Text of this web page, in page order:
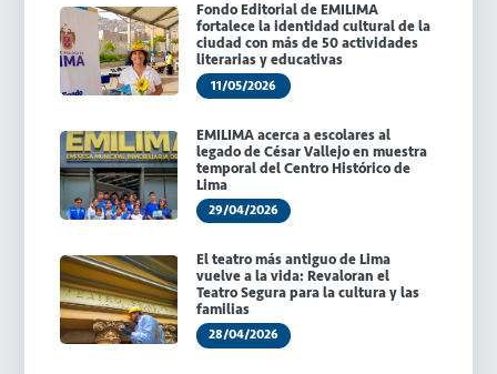
Fondo Editorial de EMILIMA
fortalece la identidad cultural de la
ciudad con más de 50 actividades
literarias y educativas
11/05/2026
EMILIMA acerca a escolares al
legado de César Vallejo en muestra
temporal del Centro Histórico de
Lima
29/04/2026
El teatro más antiguo de Lima
vuelve a la vida: Revaloran el
Teatro Segura para la cultura y las
familias
28/04/2026